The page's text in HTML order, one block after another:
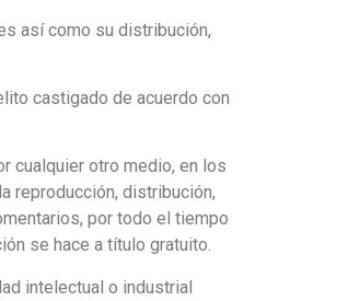
así como su distribución,
castigado de acuerdo con
cualquier otro medio, en los
reproducción, distribución,
por todo el tiempo
se hace a título gratuito.
intelectual o industrial